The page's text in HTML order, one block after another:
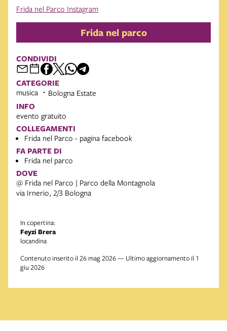
Frida nel Parco Instagram
Frida nel parco
CONDIVIDI
CATEGORIE
musica Bologna Estate
INFO
evento gratuito
COLLEGAMENTI
Frida nel Parco - pagina facebook
FA PARTE DI
Frida nel parco
DOVE
@ Frida nel Parco | Parco della Montagnola
via Irnerio, 2/3 Bologna
In copertina:
Feyzi Brera
locandina
Contenuto inserito il 26 mag 2026 — Ultimo aggiornamento il 1
giu 2026